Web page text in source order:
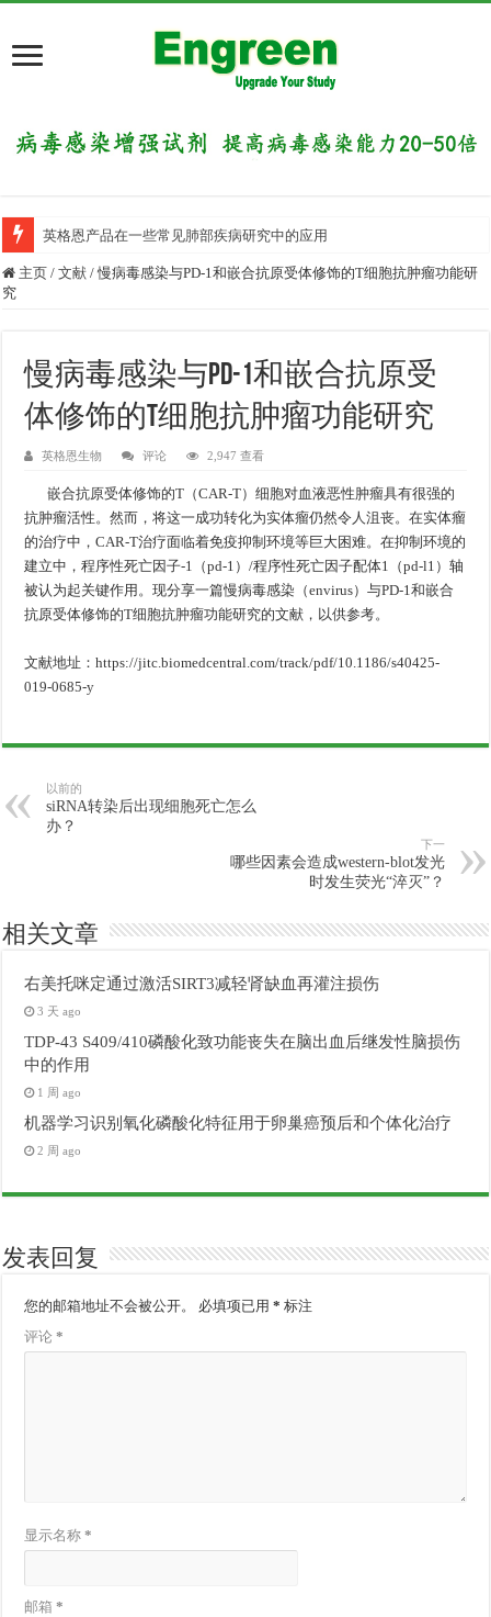
英格恩产品在一些常见肺部疾病研究中的应用
主页 / 文献 / 慢病毒感染与PD-1和嵌合抗原受体修饰的T细胞抗肿瘤功能研
究
慢病毒感染与PD-1和嵌合抗原受
体修饰的T细胞抗肿瘤功能研究
英格恩生物 评论 2,947 查看
嵌合抗原受体修饰的T（CAR-T）细胞对血液恶性肿瘤具有很强的
抗肿瘤活性。然而，将这一成功转化为实体瘤仍然令人沮丧。在实体瘤
的治疗中，CAR-T治疗面临着免疫抑制环境等巨大困难。在抑制环境的
建立中，程序性死亡因子-1（pd-1）/程序性死亡因子配体1（pd-l1）轴
被认为起关键作用。现分享一篇慢病毒感染（envirus）与PD-1和嵌合
抗原受体修饰的T细胞抗肿瘤功能研究的文献，以供参考。
文献地址：https://jitc.biomedcentral.com/track/pdf/10.1186/s40425-
019-0685-y
以前的
siRNA转染后出现细胞死亡怎么
办？
下一
哪些因素会造成western-blot发光
时发生荧光“淬灭”？
相关文章
右美托咪定通过激活SIRT3减轻肾缺血再灌注损伤
3 天 ago
TDP-43 S409/410磷酸化致功能丧失在脑出血后继发性脑损伤
中的作用
1 周 ago
机器学习识别氧化磷酸化特征用于卵巢癌预后和个体化治疗
2 周 ago
发表回复
您的邮箱地址不会被公开。 必填项已用* 标注
评论*
显示名称*
邮箱*